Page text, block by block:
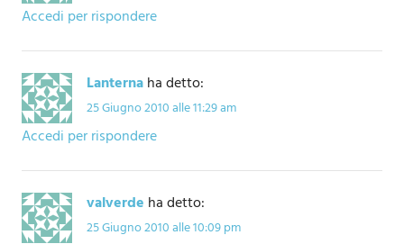
Accedi per rispondere
Lanternaha detto:
25 Giugno 2010 alle 11:29 am
Accedi per rispondere
valverde ha detto:
25 Giugno 2010 alle 10:09 pm